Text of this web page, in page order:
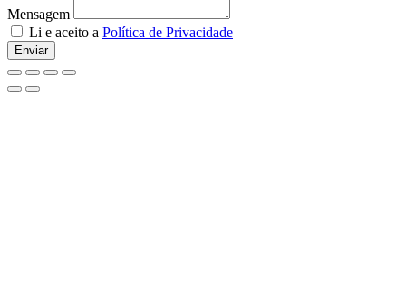
Mensagem
Li e aceito a Política de Privacidade
Enviar